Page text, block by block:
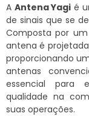
A Antena Yagi é
de sinais que se
Composta por
antena é
proporcionando
antenas
essencial para
qualidade na
suas operações.